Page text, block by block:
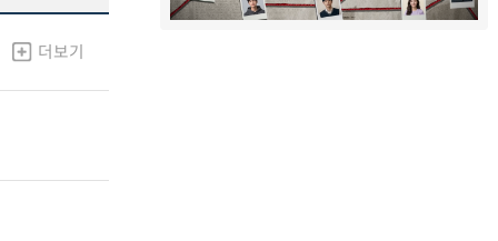
더보기